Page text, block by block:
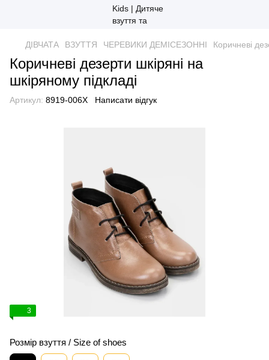
ДІВЧАТА ВЗУТТЯ ЧЕРЕВИКИ ДЕМІСЕЗОННІ Коричневі
Коричневі дезерти шкіряні на
шкіряному підкладі
Артикул: 8919-006Х Написати відгук
3
Розмір взуття / Size of shoes